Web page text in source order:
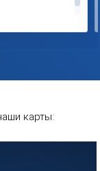
карты: